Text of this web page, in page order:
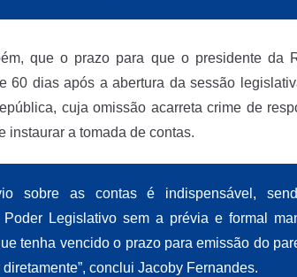
que o prazo para que o presidente da
60 dias após a abertura da sessão
cuja omissão acarreta crime de
instaurar a tomada de contas.
sobre as contas é indispensável,
Poder Legislativo sem a prévia e formal
tenha vencido o prazo para emissão do
conclui Jacoby Fernandes.